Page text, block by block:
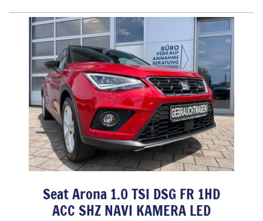
Seat Arona 1.0 TSI DSG FR 1HD
ACC SHZ NAVI KAMERA LED